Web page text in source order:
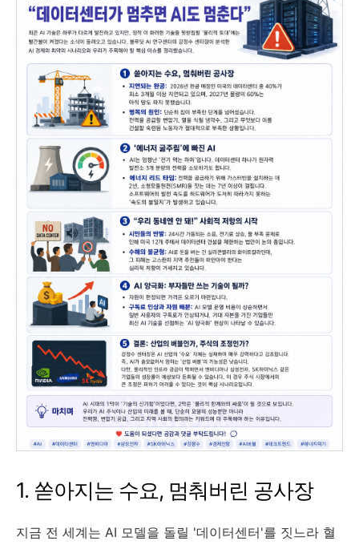
1. 쏟아지는 수요, 멈춰버린 공사장
지금 전 세계는 AI 모델을 돌릴 '데이터센터'를 짓느라 혈